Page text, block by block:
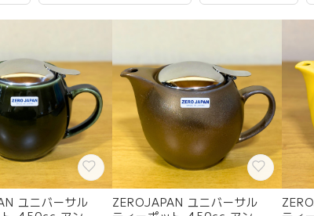
ユニバーサル
ZEROJAPAN ユニバーサル